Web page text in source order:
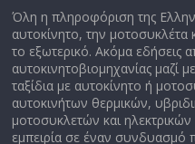
Όλη η πληροφόριση της
αυτοκίνητο, την
το εξωτερικό. Ακόμα εδήσεις
αυτοκινητοβιομηχανίας μαζί
ταξίδια με αυτοκίνητο ή
αυτοκινήτων θερμικών,
μοτοσυκλετών και
εμπειρία σε έναν συνδυασμό